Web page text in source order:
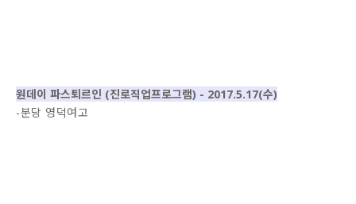
원데이 파스퇴르인 (진로직업프로그램) - 2017.5.17(수)
-분당 영덕여고